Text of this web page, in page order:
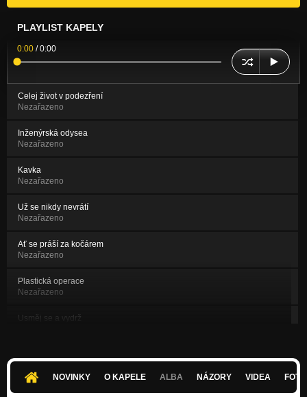
PLAYLIST KAPELY
0:00 /0:00
Celej život v podezření
Nezařazeno
Inženýrská odysea
Nezařazeno
Kavka
Nezařazeno
Už se nikdy nevrátí
Nezařazeno
Ať se práší za kočárem
Nezařazeno
Plastická operace
Nezařazeno
Usměj se a vydrž
Vyskočil ze tmy
NOVINKY O KAPELE ALBA NÁZORY VIDEA